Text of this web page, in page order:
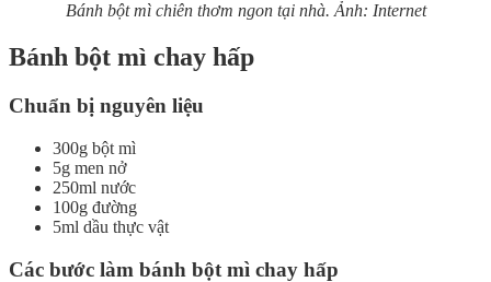
Bánh bột mì chiên thơm ngon tại nhà. Ảnh: Internet
Bánh bột mì chay hấp
Chuẩn bị nguyên liệu
300g bột mì
5g men nở
250ml nước
100g đường
5ml dầu thực vật
Các bước làm bánh bột mì chay hấp